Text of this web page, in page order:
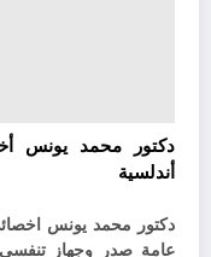
دكتور محمد يونس
أندلسية
دكتور محمد يونس
عامة صدر وجهاز